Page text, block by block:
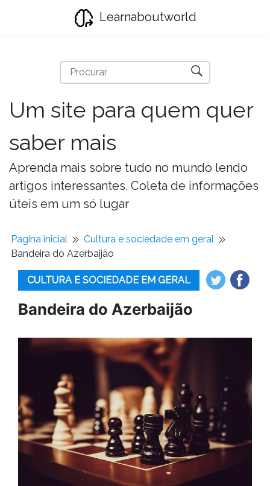
Learnaboutworld
Um site para quem quer
saber mais
Aprenda mais sobre tudo no mundo lendo
artigos interessantes. Coleta de informações
úteis em um só lugar
Pagina inicial
Cultura e sociedade em geral
Bandeira do Azerbaijão
CULTURA E SOCIEDADE EM GERAL
Bandeira do Azerbaijão